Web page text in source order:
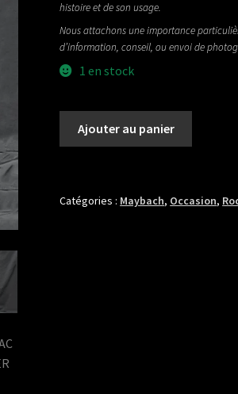
histoire et de son usage.
Nous attachons une importance
d’information, conseil, ou envoi de
1 en stock
GOLD
Ajouter au panier
Catégories : Maybach, Occasion,